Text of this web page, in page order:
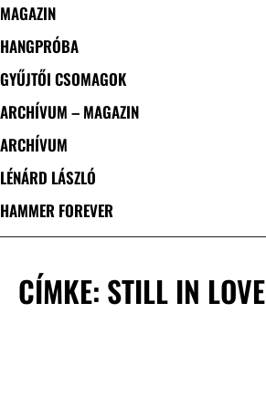
MAGAZIN
HANGPRÓBA
GYŰJTŐI CSOMAGOK
ARCHÍVUM – MAGAZIN
ARCHÍVUM
LÉNÁRD LÁSZLÓ
HAMMER FOREVER
CÍMKE: STILL IN LOVE